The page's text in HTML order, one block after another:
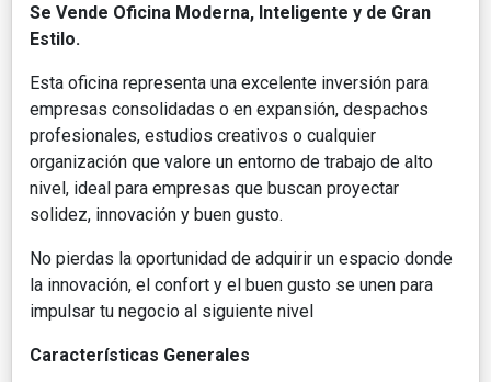
Se Vende Oficina Moderna, Inteligente y de Gran
Estilo.
Esta oficina representa una excelente inversión para
empresas consolidadas o en expansión, despachos
profesionales, estudios creativos o cualquier
organización que valore un entorno de trabajo de alto
nivel, ideal para empresas que buscan proyectar
solidez, innovación y buen gusto.
No pierdas la oportunidad de adquirir un espacio donde
la innovación, el confort y el buen gusto se unen para
impulsar tu negocio al siguiente nivel
Características Generales